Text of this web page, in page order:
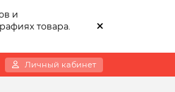
и
товара.
Личный кабинет